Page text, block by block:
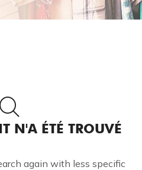
N'A ÉTÉ TROUVÉ
again with less specific